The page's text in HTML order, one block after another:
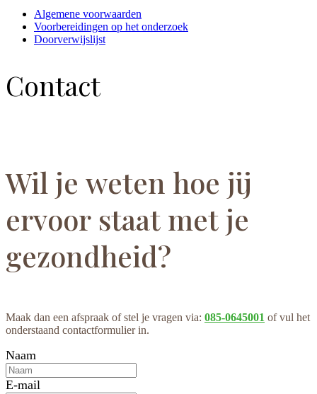
Algemene voorwaarden
Voorbereidingen op het onderzoek
Doorverwijslijst
Contact
Wil je weten hoe jij
ervoor staat met je
gezondheid?
Maak dan een afspraak of stel je vragen via: 085-0645001 of vul het
onderstaand contactformulier in.
Naam
E-mail